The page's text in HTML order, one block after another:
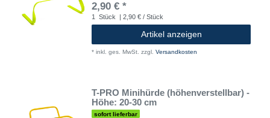
2,90 € *
1 Stück | 2,90 € / Stück
Artikel anzeigen
* inkl. ges. MwSt. zzgl. Versandkosten
T-PRO Minihürde (höhenverstellbar) -
Höhe: 20-30 cm
sofort lieferbar